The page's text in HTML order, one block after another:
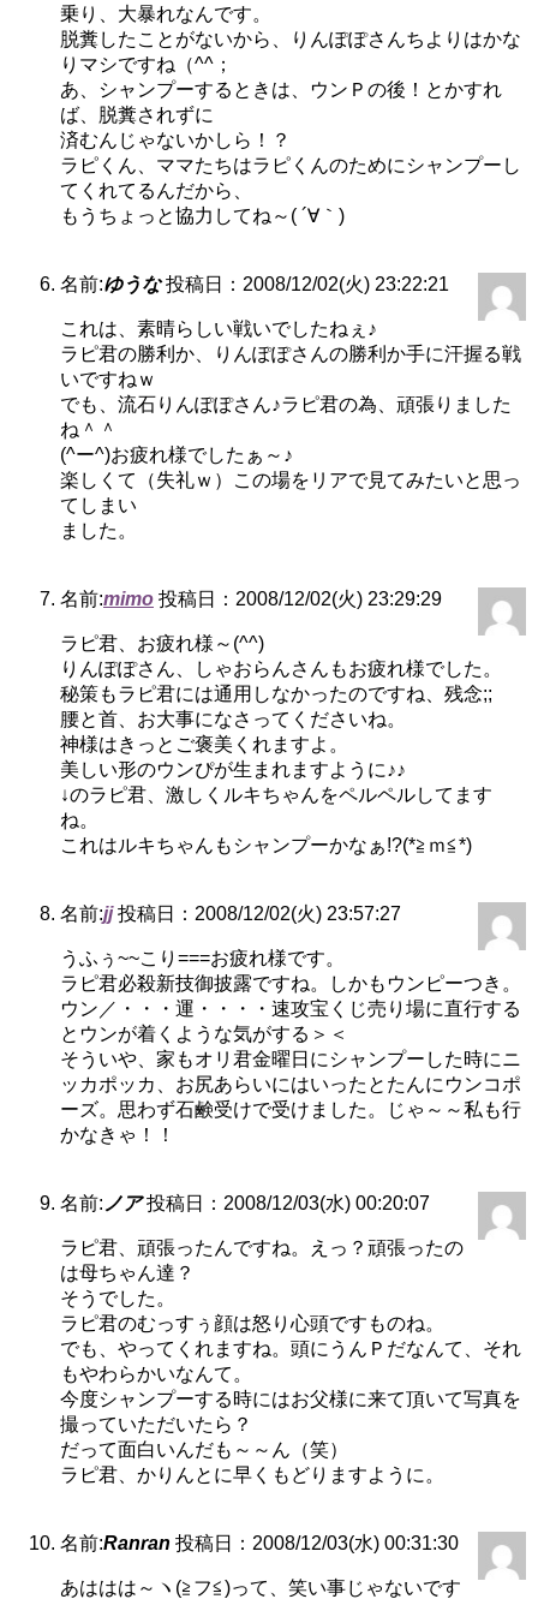
乗り、大暴れなんです。
脱糞したことがないから、りんぽぽさんちよりはかな
りマシですね（^^；
あ、シャンプーするときは、ウンＰの後！とかすれ
ば、脱糞されずに
済むんじゃないかしら！？
ラピくん、ママたちはラピくんのためにシャンプーし
てくれてるんだから、
もうちょっと協力してね～( ´∀｀)
名前:ゆうな 投稿日：2008/12/02(火) 23:22:21
これは、素晴らしい戦いでしたねぇ♪
ラピ君の勝利か、りんぽぽさんの勝利か手に汗握る戦
いですねｗ
でも、流石りんぽぽさん♪ラピ君の為、頑張りました
ね＾＾
(^ー^)お疲れ様でしたぁ～♪
楽しくて（失礼ｗ）この場をリアで見てみたいと思っ
てしまい
ました。
名前:mimo 投稿日：2008/12/02(火) 23:29:29
ラピ君、お疲れ様～(^^)
りんぽぽさん、しゃおらんさんもお疲れ様でした。
秘策もラピ君には通用しなかったのですね、残念;;
腰と首、お大事になさってくださいね。
神様はきっとご褒美くれますよ。
美しい形のウンぴが生まれますように♪♪
↓のラピ君、激しくルキちゃんをペルペルしてます
ね。
これはルキちゃんもシャンプーかなぁ!?(*≧ｍ≦*)
名前:jj 投稿日：2008/12/02(火) 23:57:27
うふぅ~~こり===お疲れ様です。
ラピ君必殺新技御披露ですね。しかもウンピーつき。
ウン／・・・運・・・・速攻宝くじ売り場に直行する
とウンが着くような気がする＞＜
そういや、家もオリ君金曜日にシャンプーした時にニ
ッカポッカ、お尻あらいにはいったとたんにウンコポ
ーズ。思わず石鹸受けで受けました。じゃ～～私も行
かなきゃ！！
名前: ノア 投稿日：2008/12/03(水) 00:20:07
ラピ君、頑張ったんですね。えっ？頑張ったの
は母ちゃん達？
そうでした。
ラピ君のむっすぅ顔は怒り心頭ですものね。
でも、やってくれますね。頭にうんＰだなんて、それ
もやわらかいなんて。
今度シャンプーする時にはお父様に来て頂いて写真を
撮っていただいたら？
だって面白いんだも～～ん（笑）
ラピ君、かりんとに早くもどりますように。
名前:Ranran 投稿日：2008/12/03(水) 00:31:30
あははは～ヽ(≧フ≦)って、笑い事じゃないです